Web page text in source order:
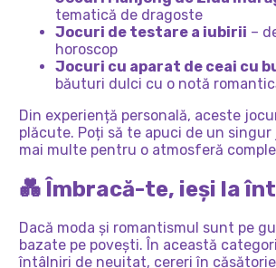
tematică de dragoste
Jocuri de testare a iubirii –
horoscop
Jocuri cu aparat de ceai cu
băuturi dulci cu o notă
Din experiență personală, aceste
plăcute. Poți să te apuci de un
mai multe pentru o atmosferă
💑 Îmbracă-te, ieși la
Dacă moda și romantismul sunt pe
bazate pe povești. În această
întâlniri de neuitat, cereri în